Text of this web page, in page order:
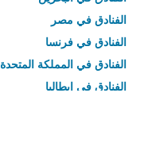
الفنادق في مصر
الفنادق في فرنسا
الفنادق في المملكة المتحدة
الفنادق في إيطاليا